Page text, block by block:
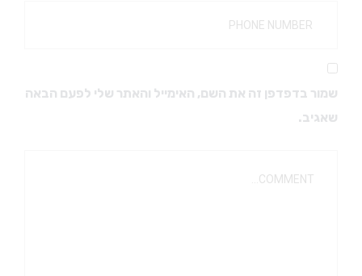
שמור בדפדפן זה את השם, האימייל והאתר שלי לפעם הבאה
שאגיב.